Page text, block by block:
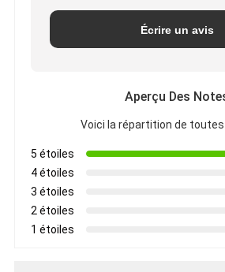
Écrire un avis
Aperçu Des
Voici la répartition de
5 étoiles
4 étoiles
3 étoiles
2 étoiles
1 étoiles